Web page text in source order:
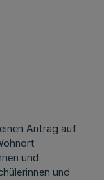
Antrag auf
und
und